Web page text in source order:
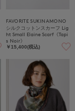
FAVORITE SUKINAMONO
シルクコットンスカーフ Lig
ht Small Elaine Scarf《Tapi
s Noir》
￥15,400(税込)